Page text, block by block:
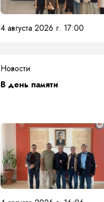
4 августа 2026 г. 17:00
Новости
​В день памяти